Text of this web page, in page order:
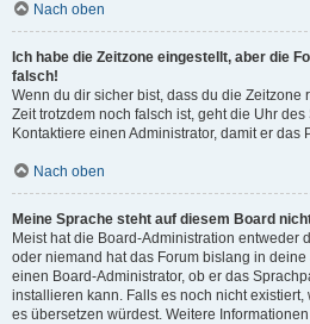
Nach oben
Ich habe die Zeitzone eingestellt, aber die
falsch!
Wenn du dir sicher bist, dass du die Zeitzone
Zeit trotzdem noch falsch ist, geht die Uhr
Kontaktiere einen Administrator, damit er das
Nach oben
Meine Sprache steht auf diesem Board
Meist hat die Board-Administration entweder
oder niemand hat das Forum bislang in
einen Board-Administrator, ob er das
installieren kann. Falls es noch nicht
es übersetzen würdest. Weitere